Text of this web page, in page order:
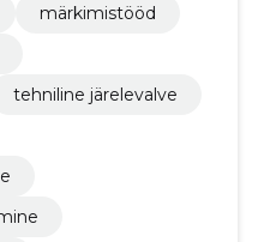
märkimistööd
tehniline järelevalve